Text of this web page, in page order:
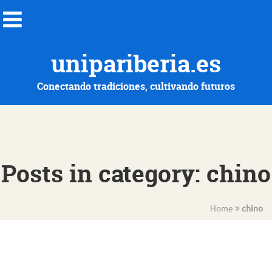
unipariberia.es
Conectando tradiciones, cultivando futuros
Posts in category: chino
Home chino